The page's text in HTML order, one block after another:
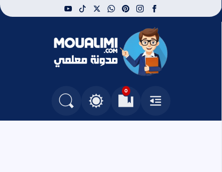
facebook
instagram
pinterest
whatsapp
x
tiktok
youtube
مدونة معلمي
القائمة
0
العلامات المرجعيةالتغيير بين الوضع النهاري والداكن
البحث في المدونة